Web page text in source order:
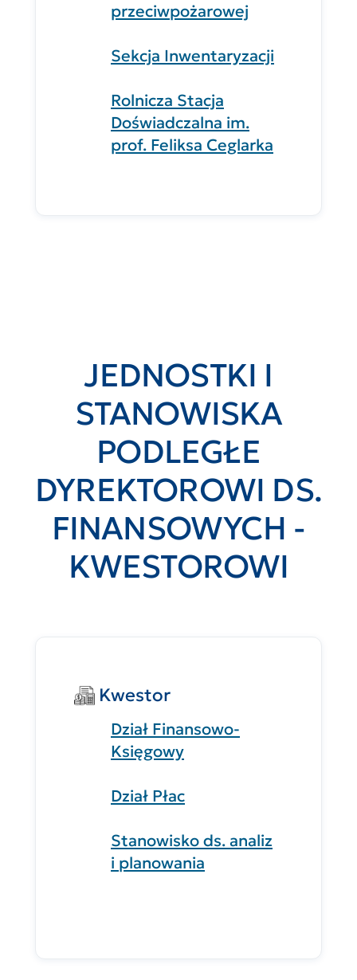
przeciwpożarowej
Sekcja Inwentaryzacji
Rolnicza Stacja
Doświadczalna im.
prof. Feliksa Ceglarka
JEDNOSTKI I
STANOWISKA
PODLEGŁE
DYREKTOROWI DS.
FINANSOWYCH -
KWESTOROWI
Kwestor
Dział Finansowo-
Księgowy
Dział Płac
Stanowisko ds. analiz
i planowania